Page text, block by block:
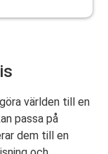
världen till en
passa på
dem till en